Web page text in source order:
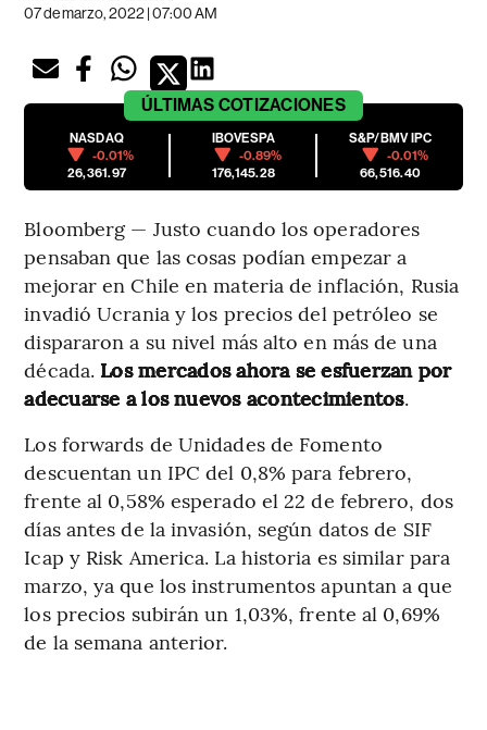
07 de marzo, 2022 | 07:00 AM
ÚLTIMAS COTIZACIONES
NASDAQ
-0.01%
26,361.97
IBOVESPA
-0.89%
176,145.28
S&P/BMV IPC
-0.01%
66,516.40
Bloomberg — Justo cuando los operadores
pensaban que las cosas podían empezar a
mejorar en Chile en materia de inflación, Rusia
invadió Ucrania y los precios del petróleo se
dispararon a su nivel más alto en más de una
década. Los mercados ahora se esfuerzan por
adecuarse a los nuevos acontecimientos.
Los forwards de Unidades de Fomento
descuentan un IPC del 0,8% para febrero,
frente al 0,58% esperado el 22 de febrero, dos
días antes de la invasión, según datos de SIF
Icap y Risk America. La historia es similar para
marzo, ya que los instrumentos apuntan a que
los precios subirán un 1,03%, frente al 0,69%
de la semana anterior.